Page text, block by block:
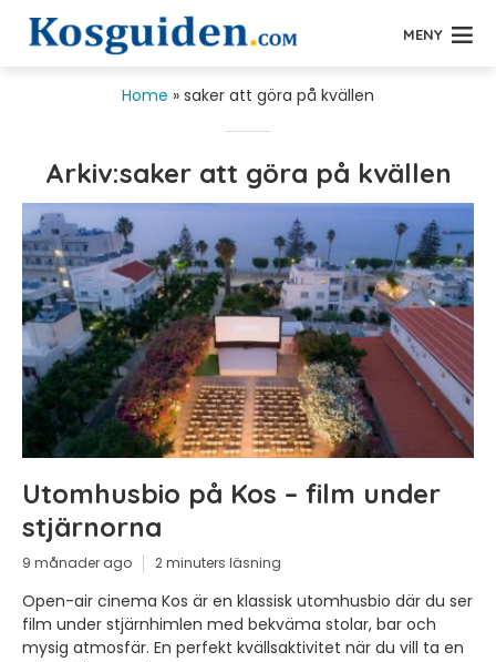
MENY
Home » saker att göra på kvällen
Arkiv:saker att göra på kvällen
Utomhusbio på Kos – film under
stjärnorna
9 månader ago 2 minuters läsning
Open-air cinema Kos är en klassisk utomhusbio där du ser
film under stjärnhimlen med bekväma stolar, bar och
mysig atmosfär. En perfekt kvällsaktivitet när du vill ta en